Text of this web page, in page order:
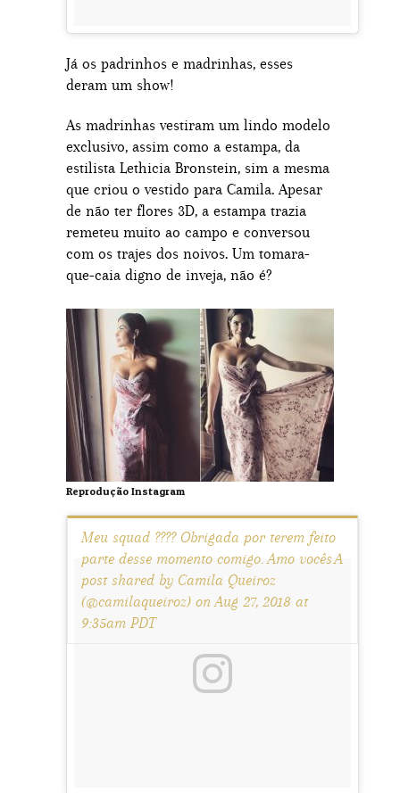
Já os padrinhos e madrinhas, esses
deram um show!
As madrinhas vestiram um lindo modelo
exclusivo, assim como a estampa, da
estilista Lethicia Bronstein, sim a mesma
que criou o vestido para Camila. Apesar
de não ter flores 3D, a estampa trazia
remeteu muito ao campo e conversou
com os trajes dos noivos. Um tomara-
que-caia digno de inveja, não é?
Reprodução Instagram
Meu squad ???? Obrigada por terem feito
parte desse momento comigo. Amo vocês.A
post shared by Camila Queiroz
(@camilaqueiroz) on Aug 27, 2018 at
9:35am PDT